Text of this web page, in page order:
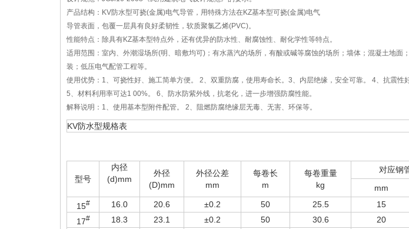
产品结构：KV防水型可挠(金属)电气导管，用特殊方法在KZ基本型可挠(金属)电气
导管表面，包覆一层具有良好柔韧性，软质聚氯乙烯(PVC)。
性能特点：除具有KZ基本型特点外，还有优异的防水性、耐腐蚀性、耐化学性等特点。
适用范围：室内、外潮湿场所(明、暗敷均可)；有水蒸汽的场所，有酸或碱等腐蚀的场所；墙体；混凝土地面
装；低压电气配管工程等。
使用优势：1、可挠性好、施工简单方便。 2、双重防腐，使用寿命长。3、内层绝缘，安全可靠。 4、抗震性
5、材料利用率可达1 00%。 6、防水防紫外线，抗老化，进一步增强防腐性能。
解释说明：1、使用基本型附件配管。 2、阻燃防腐绝缘层无毒、无害、环保等。
KV防水型规格表
型号
内径
(d)mm
外径
(D)mm
外径公差
mm
每卷长
m
每卷重量
kg
对应钢
mm
15# 16.0 20.6 ±0.2 50 25.5 15
17# 18.3 23.1 ±0.2 50 30.6 20